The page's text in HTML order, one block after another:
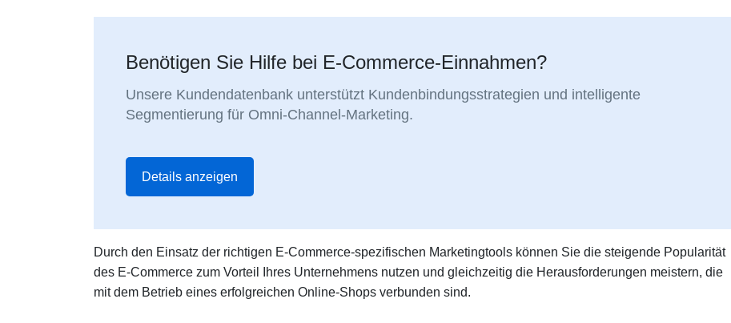
Benötigen Sie Hilfe bei E-Commerce-Einnahmen?
Unsere Kundendatenbank unterstützt Kundenbindungsstrategien und intelligente
Segmentierung für Omni-Channel-Marketing.
Details anzeigen
Durch den Einsatz der richtigen E-Commerce-spezifischen Marketingtools können Sie die steigende Popularität
des E-Commerce zum Vorteil Ihres Unternehmens nutzen und gleichzeitig die Herausforderungen meistern, die
mit dem Betrieb eines erfolgreichen Online-Shops verbunden sind.